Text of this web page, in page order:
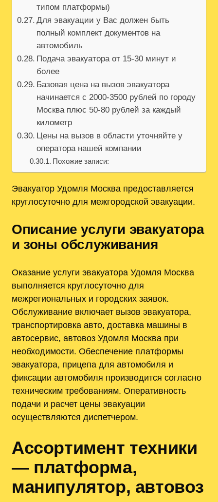
типом платформы)
Для эвакуации у Вас должен быть
полный комплект документов на
автомобиль
Подача эвакуатора от 15-30 минут и
более
Базовая цена на вызов эвакуатора
начинается с 2000-3500 рублей по городу
Москва плюс 50-80 рублей за каждый
километр
Цены на вызов в области уточняйте у
оператора нашей компании
Похожие записи:
Эвакуатор Удомля Москва предоставляется
круглосуточно для межгородской эвакуации.
Описание услуги эвакуатора
и зоны обслуживания
Оказание услуги эвакуатора Удомля Москва
выполняется круглосуточно для
межрегиональных и городских заявок.
Обслуживание включает вызов эвакуатора,
транспортировка авто, доставка машины в
автосервис, автовоз Удомля Москва при
необходимости. Обеспечение платформы
эвакуатора, прицепа для автомобиля и
фиксации автомобиля производится согласно
техническим требованиям. Оперативность
подачи и расчет цены эвакуации
осуществляются диспетчером.
Ассортимент техники
— платформа,
манипулятор, автовоз